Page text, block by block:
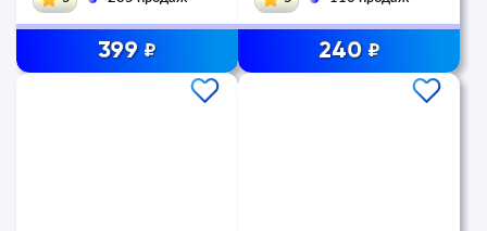
399 ₽ 240 ₽